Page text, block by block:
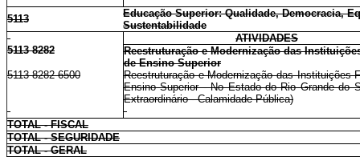
5113
Educação Superior: Qualidade, Democracia,
Sustentabilidade
ATIVIDADES
5113 8282
Reestruturação e Modernização das
de Ensino Superior
5113 8282 6500
Reestruturação e Modernização das Instituições
Ensino Superior - No Estado do Rio Grande do
Extraordinário - Calamidade Pública)
TOTAL - FISCAL
TOTAL - SEGURIDADE
TOTAL - GERAL